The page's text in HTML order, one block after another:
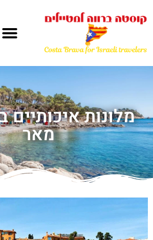
מלונות איכותיים
מאר